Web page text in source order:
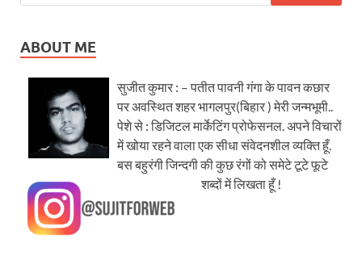
ABOUT ME
सुजीत कुमार : – पतीत पावनी गंगा के पावन कछार
पर अवस्थित शहर भागलपुर(बिहार ) मेरी जन्मभूमी..
पेशे से : डिजिटल मार्केटिंग प्रोफेसनल. अपने विचारों
में खोया रहने वाला एक सीधा संवेदनशील व्यक्ति हूँ.
बस बहुरंगी जिन्दगी की कुछ रंगों को समेटे टूटे फूटे
शब्दों में लिखता हूँ !